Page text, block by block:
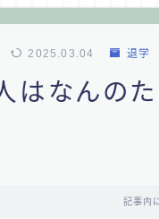
2025.03.04 退学
なんのた
記事内